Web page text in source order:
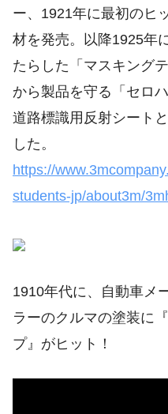
ー、1921年に最初のヒ
材を発売。以降1925年
たらした「マスキング
から製品を守る「セロ
道路標識用反射シート
した。
https://
students-jp/about3m/
1910年代に、自動車メ
ラーのクルマの塗装に
プ』がヒット！